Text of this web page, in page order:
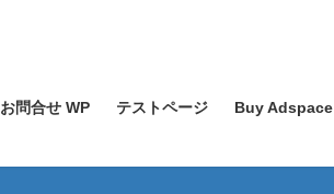
お問合せ WP テストページ Buy Adspace